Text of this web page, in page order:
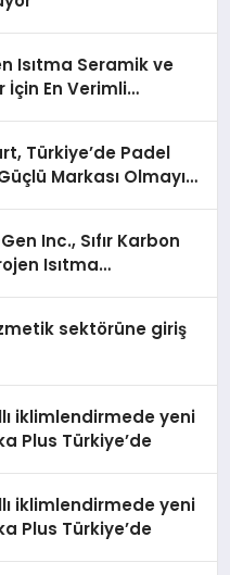
Isıtma Seramik ve
İçin En Verimli
Türkiye’de Padel
Markası Olmayı
Inc., Sıfır Karbon
Isıtma
sektörüne giriş
iklimlendirmede yeni
Plus Türkiye’de
iklimlendirmede yeni
Plus Türkiye’de